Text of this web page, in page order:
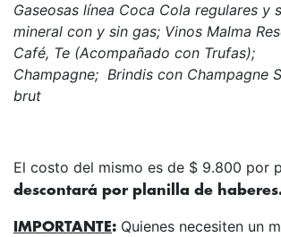
Gaseosas línea Coca Cola regulares y
mineral con y sin gas; Vinos Malma
Café, Te (Acompañado con Trufas);
Champagne; Brindis con Champagne
brut
El costo del mismo es de $ 9.800 por
descontará por planilla de
IMPORTANTE: Quienes necesiten un